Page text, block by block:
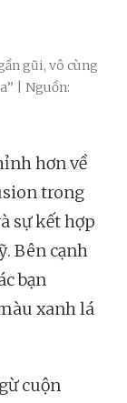
gũi, vô cùng
| Nguồn:
hơn về
trong
sự kết hợp
Bên cạnh
bạn
xanh lá
cuộn